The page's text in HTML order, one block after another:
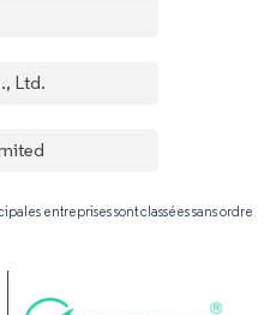
Ltd.
entreprises sont classées sans ordre